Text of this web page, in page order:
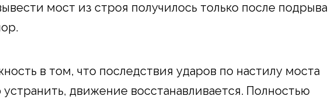
мост из строя получилось только после подрыва
в том, что последствия ударов по настилу моста
движение восстанавливается. Полностью